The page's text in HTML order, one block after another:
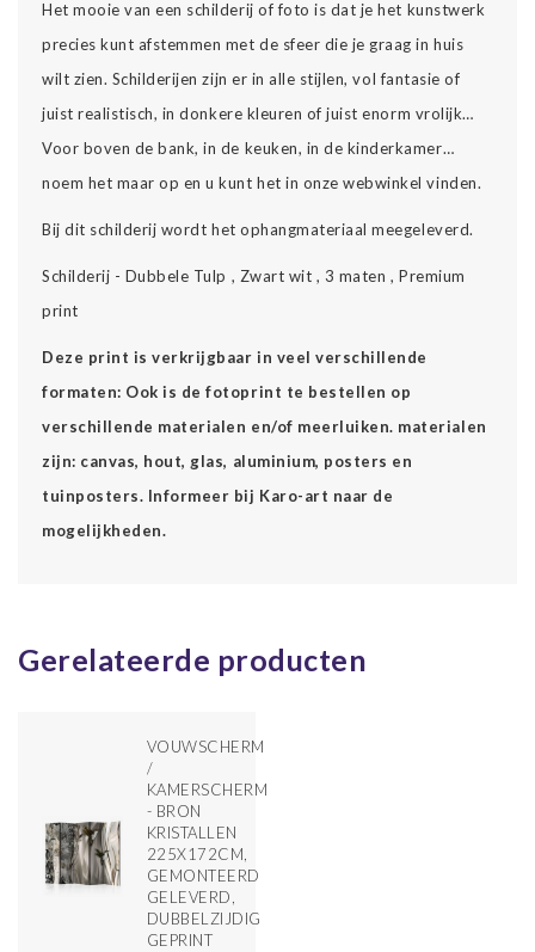
Het mooie van een schilderij of foto is dat je het kunstwerk
precies kunt afstemmen met de sfeer die je graag in huis
wilt zien. Schilderijen zijn er in alle stijlen, vol fantasie of
juist realistisch, in donkere kleuren of juist enorm vrolijk…
Voor boven de bank, in de keuken, in de kinderkamer…
noem het maar op en u kunt het in onze webwinkel vinden.
Bij dit schilderij wordt het ophangmateriaal meegeleverd.
Schilderij - Dubbele Tulp , Zwart wit , 3 maten , Premium
print
Deze print is verkrijgbaar in veel verschillende
formaten: Ook is de fotoprint te bestellen op
verschillende materialen en/of meerluiken. materialen
zijn: canvas, hout, glas, aluminium, posters en
tuinposters. Informeer bij Karo-art naar de
mogelijkheden.
Gerelateerde producten
VOUWSCHERM
/
KAMERSCHERM
- BRON
KRISTALLEN
225X172CM,
GEMONTEERD
GELEVERD,
DUBBELZIJDIG
GEPRINT